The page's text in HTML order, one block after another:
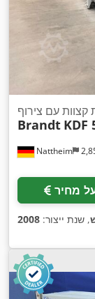
Nattheim
קצוות עם צירוף
Brandt KDF
מחיר
, שנת ייצור: 2008